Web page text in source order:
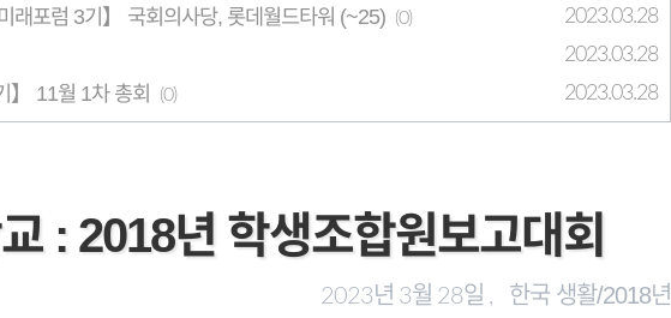
래포럼 3기】 국회의사당, 롯데월드타워 (~25) (0) 2023.03.28
2023.03.28
11월 1차 총회 (0) 2023.03.28
: 2018년 학생조합원보고대회
2023년 3월 28일 , 한국 생활/2018년